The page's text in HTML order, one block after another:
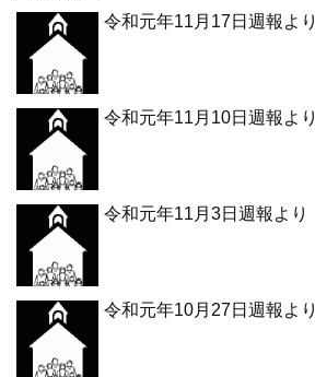
令和元年11月17日週報より
令和元年11月10日週報より
令和元年11月3日週報より
令和元年10月27日週報より